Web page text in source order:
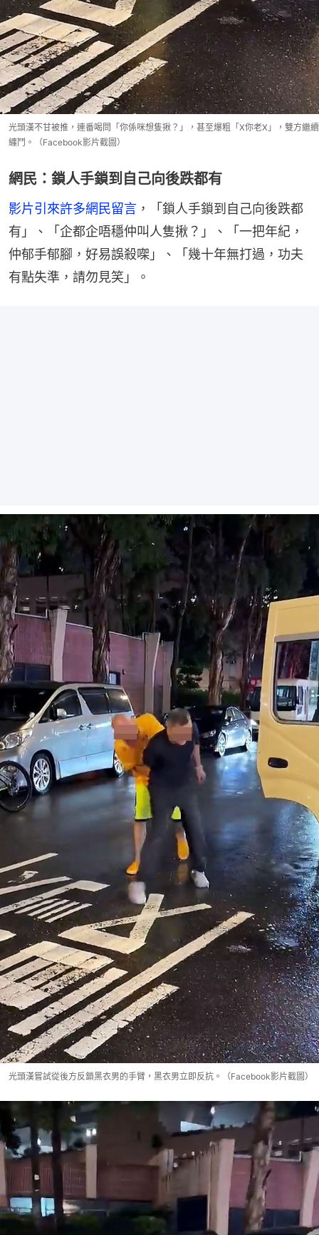
光頭漢不甘被推，連番喝問「你係咪想隻揪？」，甚至爆粗「X你老X」，雙方繼續
纏鬥。（Facebook影片截圖）
網民：鎖人手鎖到自己向後跌都有
影片引來許多網民留言 ，「鎖人手鎖到自己向後跌都
有」、「企都企唔穩仲叫人隻揪？」、「一把年紀，
仲郁手郁腳，好易誤殺㗎」、「幾十年無打過，功夫
有點失準，請勿見笑」。
光頭漢嘗試從後方反鎖黑衣男的手臂，黑衣男立即反抗。（Facebook影片截圖）